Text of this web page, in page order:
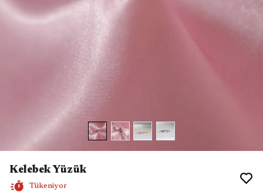
Kelebek Yüzük
Tükeniyor